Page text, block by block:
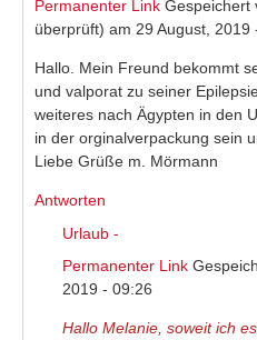
Permanenter Link Gespeichert
überprüft) am 29 August, 2019
Hallo. Mein Freund bekommt
und valporat zu seiner
weiteres nach Ägypten in den
in der orginalverpackung sein
Liebe Grüße m. Mörmann
Antworten
Urlaub -
Permanenter Link
2019 - 09:26
Hallo Melanie, soweit ich